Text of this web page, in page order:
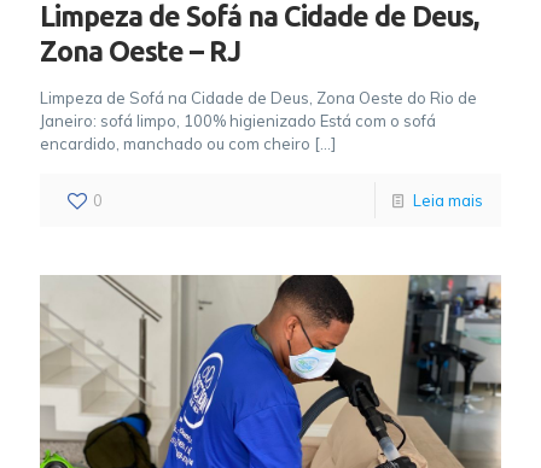
Limpeza de Sofá na Cidade de Deus,
Zona Oeste – RJ
Limpeza de Sofá na Cidade de Deus, Zona Oeste do Rio de
Janeiro: sofá limpo, 100% higienizado Está com o sofá
encardido, manchado ou com cheiro […]
0 Leia mais